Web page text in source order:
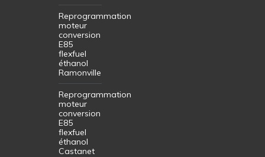
Reprogrammation
moteur
conversion
E85
flexfuel
éthanol
Ramonville
Reprogrammation
moteur
conversion
E85
flexfuel
éthanol
Castanet